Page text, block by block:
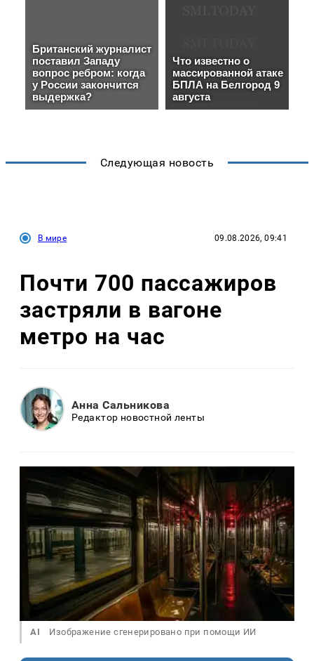
Следующая новость
В мире 09.08.2026, 09:41
Почти 700 пассажиров
застряли в вагоне
метро на час
Анна Сальникова
Редактор новостной ленты
AI Изображение сгенерировано при помощи ИИ